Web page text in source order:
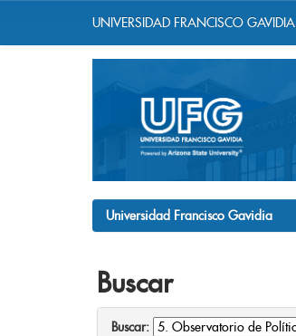
UNIVERSIDAD FRANCISCO GAVIDIA
Universidad Francisco Gavidia
Buscar
Buscar: